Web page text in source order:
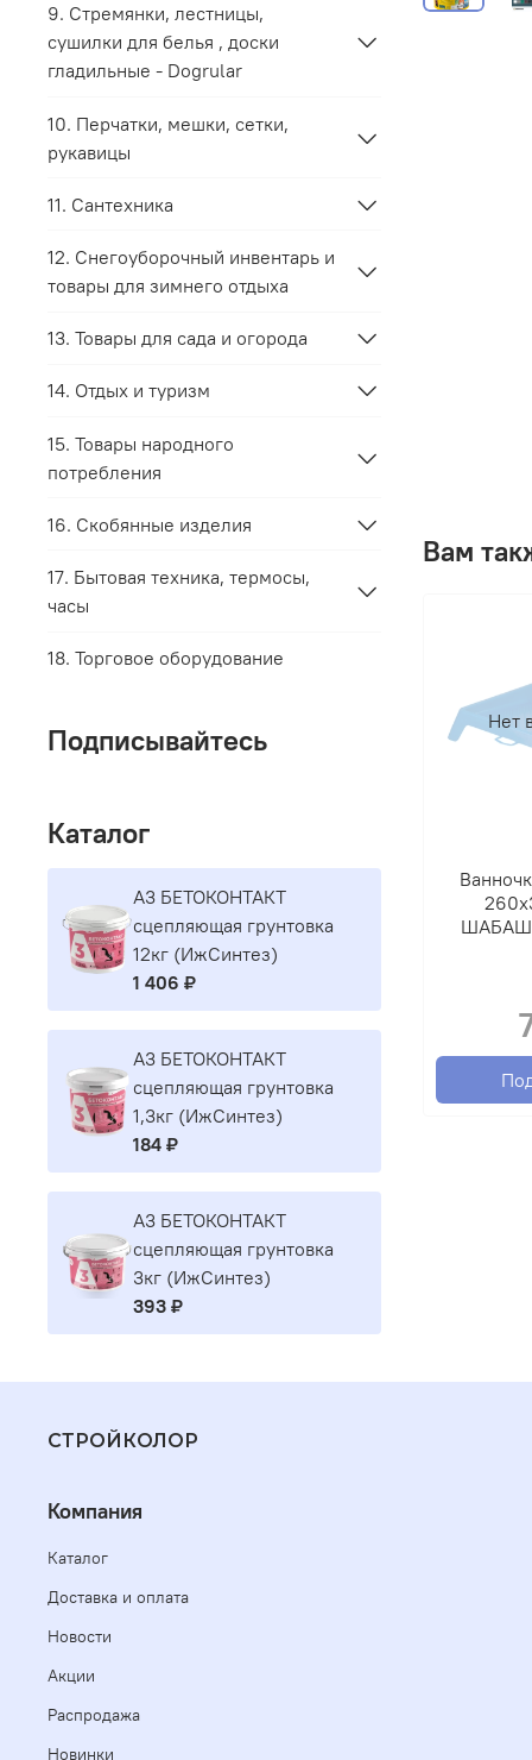
Вам
Нет
9. Стремянки, лестницы,
сушилки для белья , доски
гладильные - Dogrular
10. Перчатки, мешки, сетки,
рукавицы
11. Сантехника
12. Снегоуборочный инвентарь и
товары для зимнего отдыха
13. Товары для сада и огорода
14. Отдых и туризм
15. Товары народного
потребления
16. Скобянные изделия
17. Бытовая техника, термосы,
часы
18. Торговое оборудование
Подписывайтесь
Каталог
A3 БЕТОКОНТАКТ
сцепляющая грунтовка
12кг (ИжСинтез)
1 406 ₽
A3 БЕТОКОНТАКТ
сцепляющая грунтовка
1,3кг (ИжСинтез)
184 ₽
A3 БЕТОКОНТАКТ
сцепляющая грунтовка
3кг (ИжСинтез)
393 ₽
СТРОЙКОЛОР
Компания
Каталог
Доставка и оплата
Новости
Акции
Распродажа
Новинки